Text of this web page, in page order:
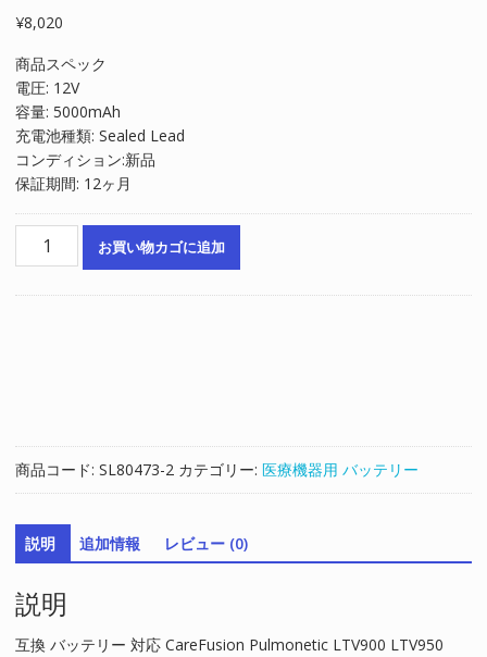
¥8,020
商品スペック
電圧: 12V
容量: 5000mAh
充電池種類: Sealed Lead
コンディション:新品
保証期間: 12ヶ月
CareFusion
Pulmonetic
LTV900
LTV950
LTV1000
LTV1150
LTV1200
LTV2000
個
お買い物カゴに追加
商品コード: SL80473-2 カテゴリー: 医療機器用 バッテリー
説明 追加情報 レビュー (0)
説明
互換 バッテリー 対応 CareFusion Pulmonetic LTV900 LTV950